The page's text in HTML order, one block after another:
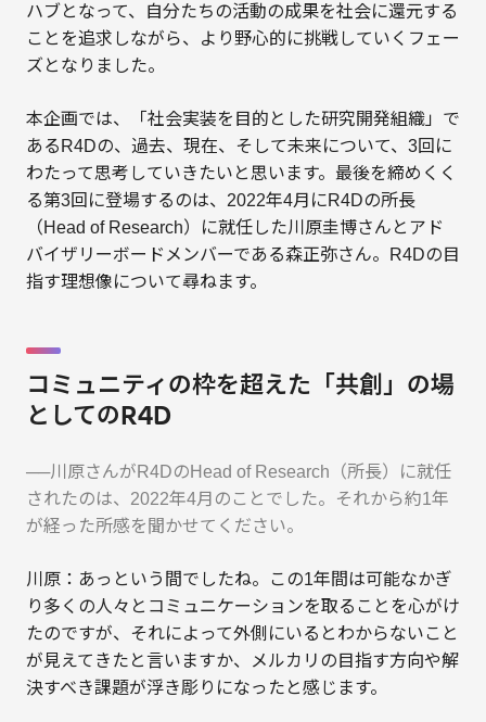
ハブとなって、自分たちの活動の成果を社会に還元する
ことを追求しながら、より野心的に挑戦していくフェー
ズとなりました。
本企画では、「社会実装を目的とした研究開発組織」で
あるR4Dの、過去、現在、そして未来について、3回に
わたって思考していきたいと思います。最後を締めくく
る第3回に登場するのは、2022年4月にR4Dの所長
（Head of Research）に就任した川原圭博さんとアド
バイザリーボードメンバーである森正弥さん。R4Dの目
指す理想像について尋ねます。
コミュニティの枠を超えた「共創」の場
としてのR4D
──川原さんがR4DのHead of Research（所長）に就任
されたのは、2022年4月のことでした。それから約1年
が経った所感を聞かせてください。
川原：あっという間でしたね。この1年間は可能なかぎ
り多くの人々とコミュニケーションを取ることを心がけ
たのですが、それによって外側にいるとわからないこと
が見えてきたと言いますか、メルカリの目指す方向や解
決すべき課題が浮き彫りになったと感じます。